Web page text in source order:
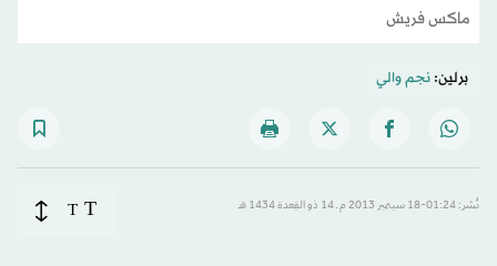
ماكس فريش
برلين:نجم والي
نُشر: 01:24-18 سبتمبر 2013 م ـ 14 ذو القِعدة 1434 هـ T
T